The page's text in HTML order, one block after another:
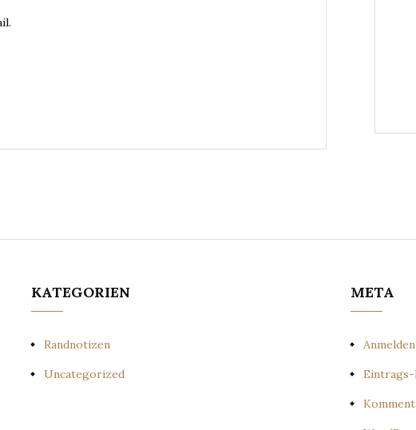
KATEGORIEN
Randnotizen
Uncategorized
META
Anmelden
Eintrags-